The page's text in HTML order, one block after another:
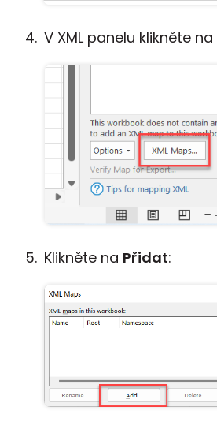
V XML panelu klikněte na
Klikněte na Přidat: